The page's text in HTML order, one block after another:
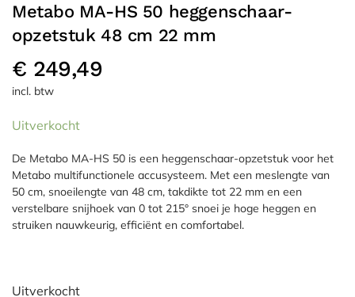
Metabo MA-HS 50 heggenschaar-
opzetstuk 48 cm 22 mm
€ 249,49
incl. btw
Uitverkocht
De Metabo MA-HS 50 is een heggenschaar-opzetstuk voor het
Metabo multifunctionele accusysteem. Met een meslengte van
50 cm, snoeilengte van 48 cm, takdikte tot 22 mm en een
verstelbare snijhoek van 0 tot 215° snoei je hoge heggen en
struiken nauwkeurig, efficiënt en comfortabel.
Uitverkocht